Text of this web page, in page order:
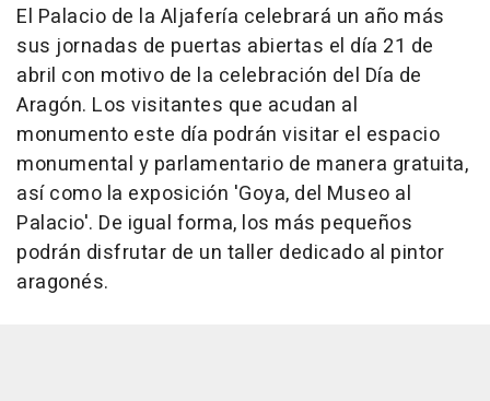
El Palacio de la Aljafería celebrará un año más
sus jornadas de puertas abiertas el día 21 de
abril con motivo de la celebración del Día de
Aragón. Los visitantes que acudan al
monumento este día podrán visitar el espacio
monumental y parlamentario de manera gratuita,
así como la exposición 'Goya, del Museo al
Palacio'. De igual forma, los más pequeños
podrán disfrutar de un taller dedicado al pintor
aragonés.